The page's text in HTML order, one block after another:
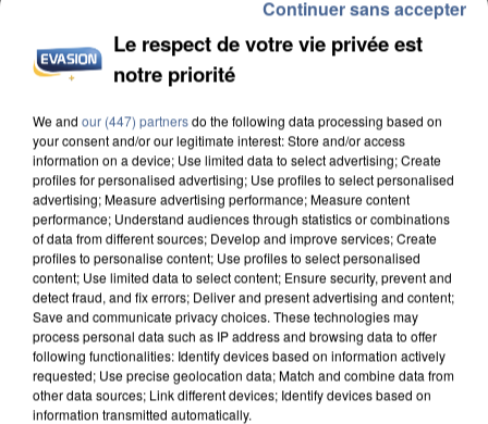
L’UN DES FONDATEURS SUPPOSÉS DE LA DZ
MAFIA INTERPELLÉ EN ALGÉRIE
Le respect de votre vie privée est
notre priorité
We and our (447) partnersdo the following data processing based on
your consent and/or our legitimate interest: Store and/or access
information on a device; Use limited data to select advertising; Create
profiles for personalised advertising; Use profiles to select personalised
advertising; Measure advertising performance; Measure content
performance; Understand audiences through statistics or combinations
of data from different sources; Develop and improve services; Create
profiles to personalise content; Use profiles to select personalised
content; Use limited data to select content; Ensure security, prevent and
detect fraud, and fix errors; Deliver and present advertising and content;
Save and communicate privacy choices. These technologies may
process personal data such as IP address and browsing data to offer
following functionalities: Identify devices based on information actively
requested; Use precise geolocation data; Match and combine data from
other data sources; Link different devices; Identify devices based on
information transmitted automatically.
Continuer sans accepter